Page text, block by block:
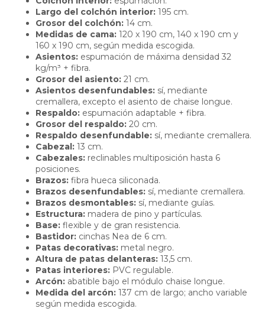
Largo del colchón interior: 195 cm.
Grosor del colchón: 14 cm.
Medidas de cama: 120 x 190 cm, 140 x 190 cm y
160 x 190 cm, según medida escogida.
Asientos: espumación de máxima densidad 32
kg/m³ + fibra.
Grosor del asiento: 21 cm.
Asientos desenfundables: sí, mediante
cremallera, excepto el asiento de chaise longue.
Respaldo: espumación adaptable + fibra.
Grosor del respaldo: 20 cm.
Respaldo desenfundable: sí, mediante cremallera.
Cabezal: 13 cm.
Cabezales: reclinables multiposición hasta 6
posiciones.
Brazos: fibra hueca siliconada.
Brazos desenfundables: sí, mediante cremallera.
Brazos desmontables: sí, mediante guías.
Estructura: madera de pino y partículas.
Base: flexible y de gran resistencia.
Bastidor: cinchas Nea de 6 cm.
Patas decorativas: metal negro.
Altura de patas delanteras: 13,5 cm.
Patas interiores: PVC regulable.
Arcón: abatible bajo el módulo chaise longue.
Medida del arcón: 137 cm de largo; ancho variable
según medida escogida.